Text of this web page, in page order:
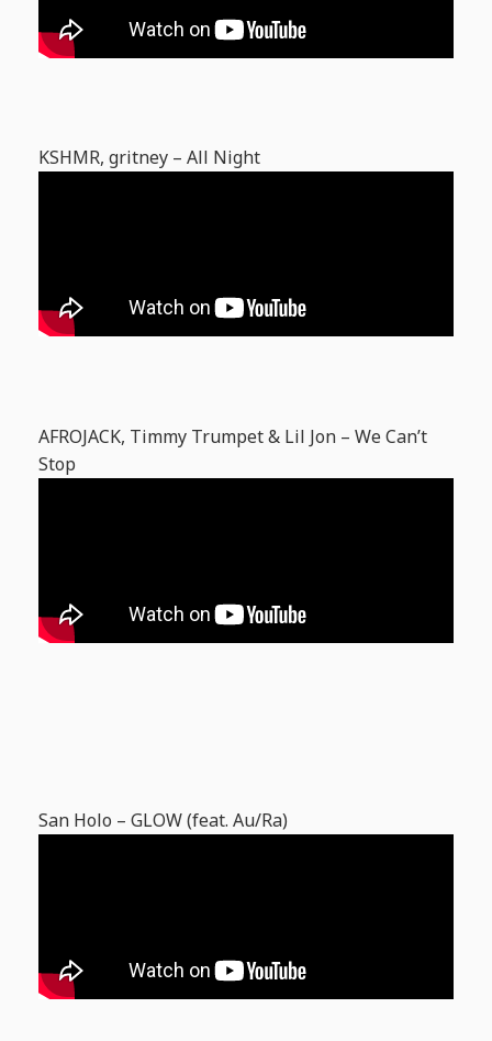
KSHMR, gritney – All Night
AFROJACK, Timmy Trumpet & Lil Jon – We Can’t
Stop
San Holo – GLOW (feat. Au/Ra)